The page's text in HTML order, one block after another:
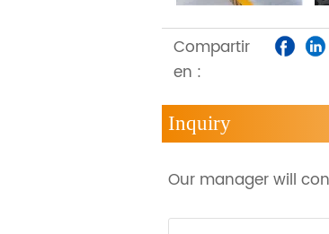
Compartir
en :
Inquiry
Our manager will